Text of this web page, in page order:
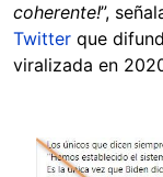
coherente!”,
Twitter que
viralizada en
Image